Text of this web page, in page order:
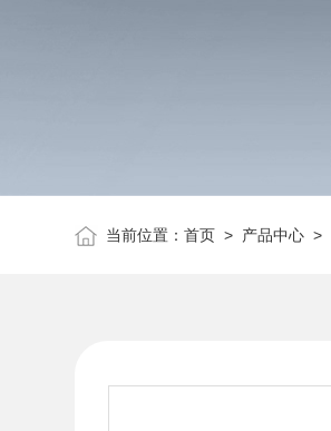
当前位置：首页 > 产品中心 >